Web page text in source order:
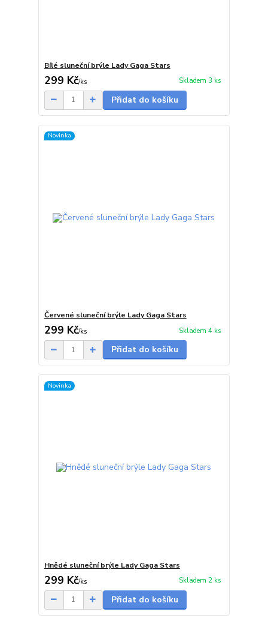
Bílé sluneční brýle Lady Gaga Stars
299 Kč/ks Skladem 3 ks
Přidat do košíku
Novinka
Červené sluneční brýle Lady Gaga Stars
299 Kč/ks Skladem 4 ks
Přidat do košíku
Novinka
Hnědé sluneční brýle Lady Gaga Stars
299 Kč/ks Skladem 2 ks
Přidat do košíku